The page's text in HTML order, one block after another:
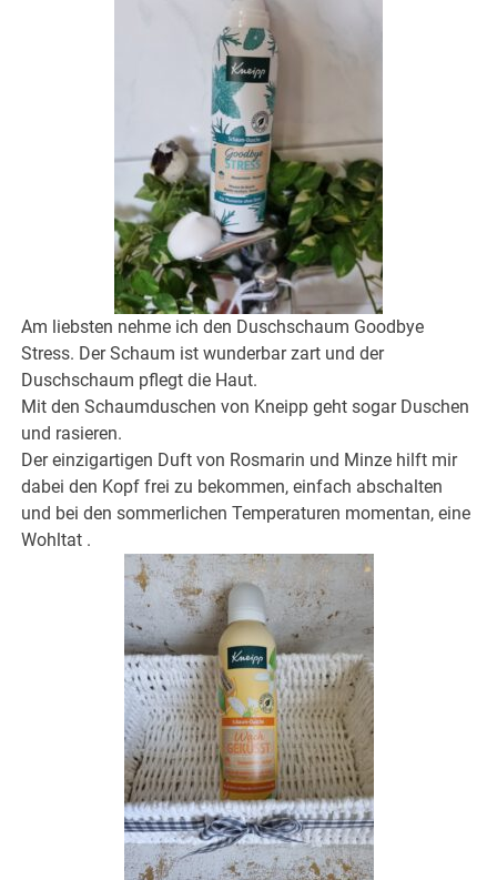
Am liebsten nehme ich den Duschschaum Goodbye
Stress. Der Schaum ist wunderbar zart und der
Duschschaum pflegt die Haut.
Mit den Schaumduschen von Kneipp geht sogar Duschen
und rasieren.
Der einzigartigen Duft von Rosmarin und Minze hilft mir
dabei den Kopf frei zu bekommen, einfach abschalten
und bei den sommerlichen Temperaturen momentan, eine
Wohltat .